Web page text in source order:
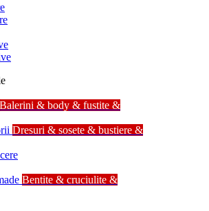
Balerini & body & fustite &
Dresuri & sosete & bustiere &
Bentite & cruciulite &